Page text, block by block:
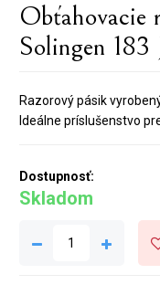
Solingen 183
Razorový pásik
Ideálne príslušenstvo
Dostupnosť:
Skladom